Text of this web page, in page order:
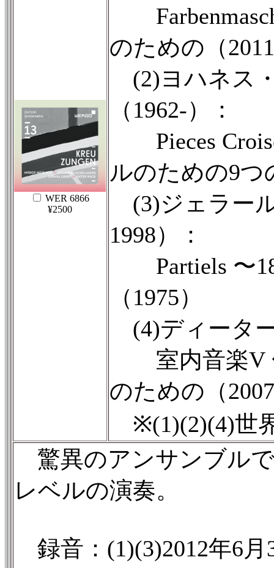
WER 6866
¥2500
のための（
(2)ヨハネス
（1962-）：
Pieces
ルのための9つ
(3)ジェラー
1998）：
Partiels 〜
（1975）
(4)ディータ
室内音楽V
のための（
※(1)(2)(4)世
驚異のアンサンブル
レベルの演奏。
録音：(1)(3)2012年6月